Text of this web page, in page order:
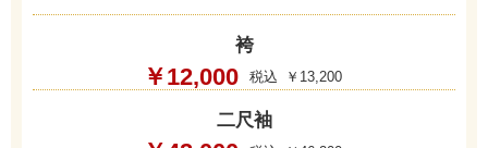
袴
￥12,000 ￥13,200
二尺袖